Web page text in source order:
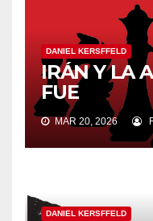
DANIEL KERSFFELD
IRÁN Y LA
FUE
MAR 20, 2026
DANIEL KERSFFELD